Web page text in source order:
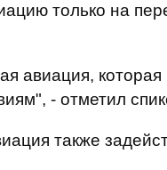
только на
авиация,
- отметил
также